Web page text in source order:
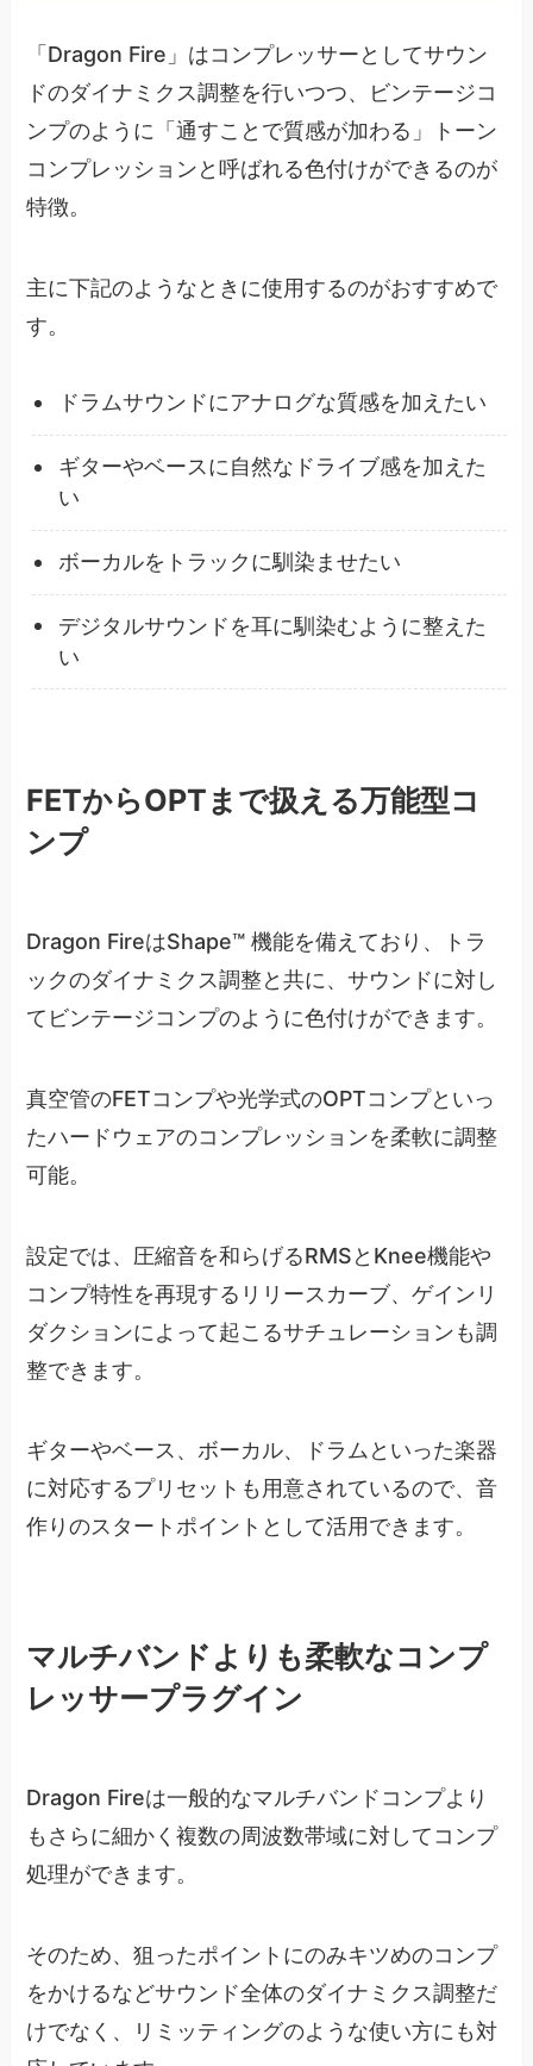
「Dragon Fire」はコンプレッサーとしてサウン
ドのダイナミクス調整を行いつつ、ビンテージコ
ンプのように「通すことで質感が加わる」トーン
コンプレッションと呼ばれる色付けができるのが
特徴。
主に下記のようなときに使用するのがおすすめで
す。
ドラムサウンドにアナログな質感を加えたい
ギターやベースに自然なドライブ感を加えた
い
ボーカルをトラックに馴染ませたい
デジタルサウンドを耳に馴染むように整えた
い
FETからOPTまで扱える万能型コ
ンプ
Dragon FireはShape™ 機能を備えており、トラ
ックのダイナミクス調整と共に、サウンドに対し
てビンテージコンプのように色付けができます。
真空管のFETコンプや光学式のOPTコンプといっ
たハードウェアのコンプレッションを柔軟に調整
可能。
設定では、圧縮音を和らげるRMSとKnee機能や
コンプ特性を再現するリリースカーブ、ゲインリ
ダクションによって起こるサチュレーションも調
整できます。
ギターやベース、ボーカル、ドラムといった楽器
に対応するプリセットも用意されているので、音
作りのスタートポイントとして活用できます。
マルチバンドよりも柔軟なコンプ
レッサープラグイン
Dragon Fireは一般的なマルチバンドコンプより
もさらに細かく複数の周波数帯域に対してコンプ
処理ができます。
そのため、狙ったポイントにのみキツめのコンプ
をかけるなどサウンド全体のダイナミクス調整だ
けでなく、リミッティングのような使い方にも対